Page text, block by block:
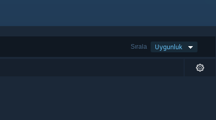
Sırala Uygunluk